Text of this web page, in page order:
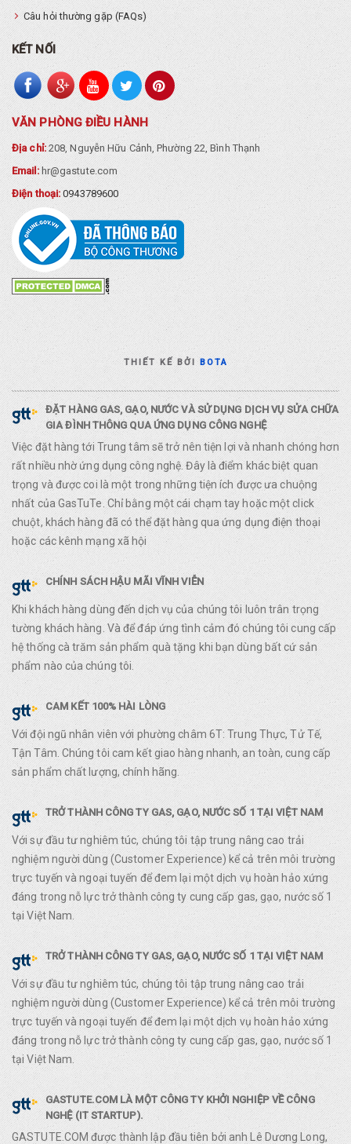
Câu hỏi thường gặp (FAQs)
KẾT NỐI
VĂN PHÒNG ĐIỀU HÀNH
Địa chỉ:208, Nguyễn Hữu Cảnh, Phường 22, Bình Thạnh
Email: hr@gastute.com
Điện thoại:0943789600
THIẾT KẾ BỞIBOTA
ĐẶT HÀNG GAS, GẠO, NƯỚC VÀ SỬ DỤNG DỊCH VỤ SỬA CHỮA
GIA ĐÌNH THÔNG QUA ỨNG DỤNG CÔNG NGHỆ
Việc đặt hàng tới Trung tâm sẽ trở nên tiện lợi và nhanh chóng hơn
rất nhiều nhờ ứng dụng công nghệ. Đây là điểm khác biệt quan
trọng và được coi là một trong những tiện ích được ưa chuộng
nhất của GasTuTe. Chỉ bằng một cái chạm tay hoặc một click
chuột, khách hàng đã có thể đặt hàng qua ứng dụng điện thoại
hoặc các kênh mạng xã hội
CHÍNH SÁCH HẬU MÃI VĨNH VIỄN
Khi khách hàng dùng đến dịch vụ của chúng tôi luôn trân trọng
tường khách hàng. Và để đáp ứng tình cảm đó chúng tôi cung cấp
hệ thống cà trăm sản phẩm quà tặng khi bạn dùng bất cứ sản
phẩm nào của chúng tôi.
CAM KẾT 100% HÀI LÒNG
Với đội ngũ nhân viên với phường châm 6T: Trung Thực, Tử Tế,
Tận Tâm. Chúng tôi cam kết giao hàng nhanh, an toàn, cung cấp
sản phẩm chất lượng, chính hãng.
TRỞ THÀNH CÔNG TY GAS, GẠO, NƯỚC SỐ 1 TẠI VIỆT NAM
Với sự đầu tư nghiêm túc, chúng tôi tập trung nâng cao trải
nghiệm người dùng (Customer Experience) kể cả trên môi trường
trực tuyến và ngoại tuyến để đem lại một dịch vụ hoàn hảo xứng
đáng trong nỗ lực trở thành công ty cung cấp gas, gạo, nước số 1
tại Việt Nam.
TRỞ THÀNH CÔNG TY GAS, GẠO, NƯỚC SỐ 1 TẠI VIỆT NAM
Với sự đầu tư nghiêm túc, chúng tôi tập trung nâng cao trải
nghiệm người dùng (Customer Experience) kể cả trên môi trường
trực tuyến và ngoại tuyến để đem lại một dịch vụ hoàn hảo xứng
đáng trong nỗ lực trở thành công ty cung cấp gas, gạo, nước số 1
tại Việt Nam.
GASTUTE.COM LÀ MỘT CÔNG TY KHỞI NGHIỆP VỀ CÔNG
NGHỆ (IT STARTUP).
GASTUTE.COM được thành lập đầu tiên bởi anh Lê Dương Long,